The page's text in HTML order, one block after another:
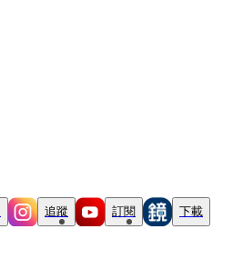
追蹤 訂閱 下載